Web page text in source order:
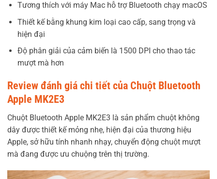
Tương thích với máy Mac hỗ trợ Bluetooth chạy macOS
Thiết kế bằng khung kim loại cao cấp, sang trọng và
hiện đại
Độ phân giải của cảm biến là 1500 DPI cho thao tác
mượt mà hơn
Review đánh giá chi tiết của Chuột Bluetooth
Apple MK2E3
Chuột Bluetooth Apple MK2E3 là sản phẩm chuột không
dây được thiết kế mỏng nhẹ, hiện đại của thương hiệu
Apple, sở hữu tính nhanh nhạy, chuyển động chuột mượt
mà đang được ưu chuộng trên thị trường.